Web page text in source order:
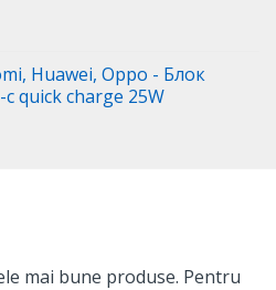
Huawei, Oppo - Блок
quick charge 25W
mai bune produse. Pentru